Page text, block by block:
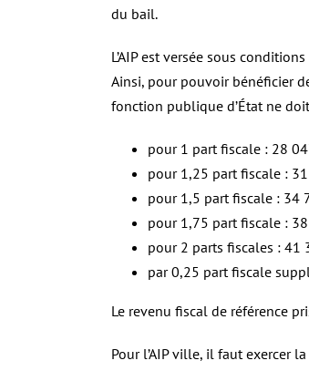
du bail.
L’AIP est versée sous
Ainsi, pour pouvoir bénéficier
fonction publique d’État ne
pour 1 part fiscale : 28
pour 1,25 part fiscale :
pour 1,5 part fiscale : 34
pour 1,75 part fiscale :
pour 2 parts fiscales : 41
par 0,25 part fiscale
Le revenu fiscal de référence
Pour l’AIP ville, il faut exercer